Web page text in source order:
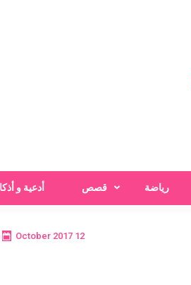
رياضة قصص أدعية و
12 October 2017